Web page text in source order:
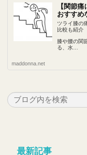
【関節
おすすめ
ツライ膝の
比較も紹介
膝や腰の関
る、水…
maddonna.net
最新記事